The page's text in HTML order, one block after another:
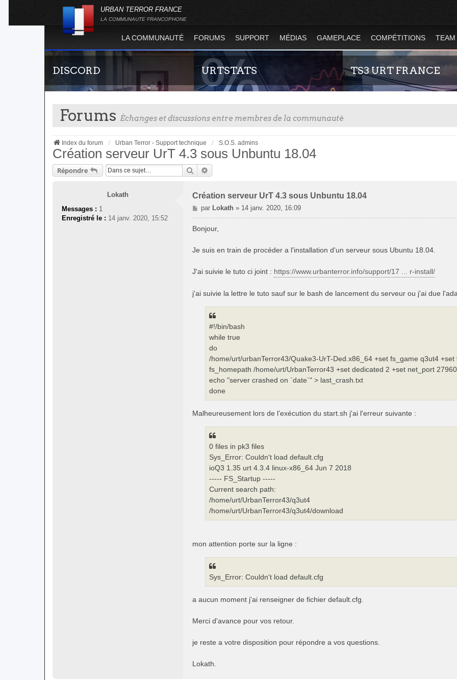
URBAN TERROR FRANCE
LA COMMUNAUTE FRANCOPHONE
LA COMMUNAUTÉ FORUMS SUPPORT MÉDIAS GAMEPLACE COMPÉTITIONS TEAM
DISCORD
Rejoignez-nous sur le discord Urban Terror
URTSTATS
Statistiques globales et en temps réel de la
l'évolution du nombre de joueurs sur Urban
Terror !
TS3 URT FRANCE
vous vous sentirez moins seul !
Forums Échanges et discussions entre membres de la communauté
Index du forum Urban Terror - Support technique S.O.S. admins
Création serveur UrT 4.3 sous Unbuntu 18.04
Répondre Rechercher
Lokath
Messages : 1
Enregistré le : 14 janv. 2020, 15:52
Création serveur UrT 4.3 sous Unbuntu 18.04
M
e
g
par Lokath » 14 janv. 2020, 16:09
Bonjour,
Je suis en train de procéder a l'installation d'un serveur sous Ubuntu 18.04.
J'ai suivie le tuto ci joint : https://www.urbanterror.info/support/17 ... r-install/
j'ai suivie la lettre le tuto sauf sur le bash de lancement du serveur ou j'ai due
#!/bin/bash
while true
do
/home/urt/urbanTerror43/Quake3-UrT-Ded.x86_64 +set fs_game q3ut4
fs_homepath /home/urt/UrbanTerror43 +set dedicated 2 +set net_port
echo "server crashed on `date`" > last_crash.txt
done
Malheureusement lors de l’exécution du start.sh j'ai l'erreur suivante :
0 files in pk3 files
Sys_Error: Couldn't load default.cfg
ioQ3 1.35 urt 4.3.4 linux-x86_64 Jun 7 2018
----- FS_Startup -----
Current search path:
/home/urt/UrbanTerror43/q3ut4
/home/urt/UrbanTerror43/q3ut4/download
mon attention porte sur la ligne :
Sys_Error: Couldn't load default.cfg
a aucun moment j'ai renseigner de fichier default.cfg.
Merci d'avance pour vos retour.
je reste a votre disposition pour répondre a vos questions.
Lokath.